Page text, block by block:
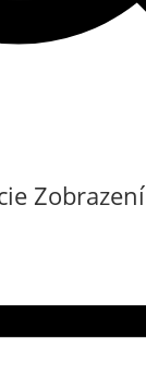
Zobrazení